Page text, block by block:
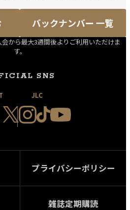
バックナンバー 一覧
から最大3週間後よりご利用いただけま
す。
SNS
JLC
プライバシーポリシー
雑誌定期購読